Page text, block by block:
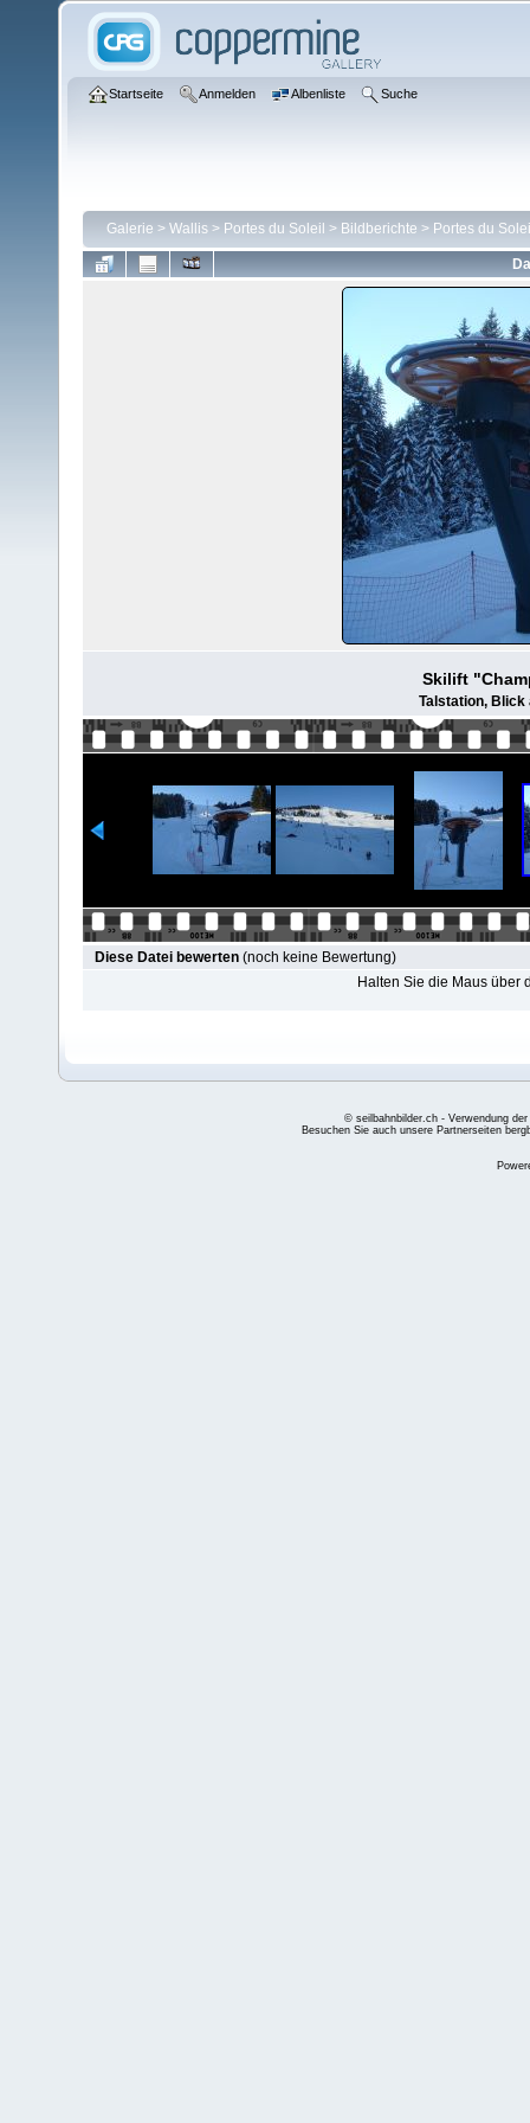
Startseite Anmelden Albenliste Suche
Galerie > Wallis > Portes du Soleil > Bildberichte > Portes du
Skilift
Talstation, Blick
Diese Datei bewerten (noch keine Bewertung)
Halten Sie die Maus über
© seilbahnbilder.ch - Verwendung
Besuchen Sie auch unsere Partnerseiten